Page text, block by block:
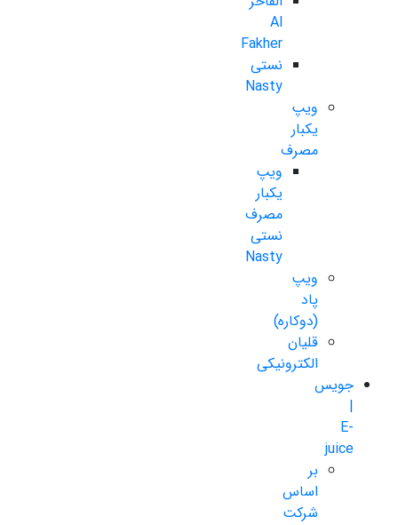
Al
Fakher
نستی
Nasty
ویپ
یکبار
مصرف
ویپ
یکبار
مصرف
نستی
Nasty
ویپ
پاد
(دوکاره)
قلیان
الکترونیکی
جویس
|
E-
juice
بر
اساس
شرکت